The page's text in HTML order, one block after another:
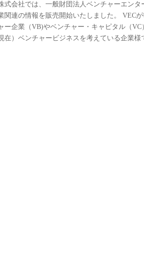
式会社では、一般財団法人ベンチャーエン
関連の情報を販売開始いたしました。 VEC
ー企業（VB)やベンチャー・キャピタル（
在）ベンチャービジネスを考えている企業